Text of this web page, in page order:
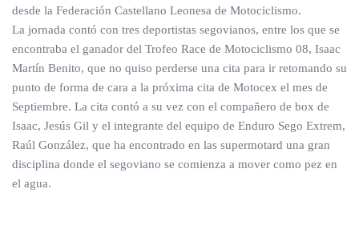
desde la Federación Castellano Leonesa de Motociclismo.
La jornada contó con tres deportistas segovianos, entre los que se
encontraba el ganador del Trofeo Race de Motociclismo 08, Isaac
Martín Benito, que no quiso perderse una cita para ir retomando su
punto de forma de cara a la próxima cita de Motocex el mes de
Septiembre. La cita contó a su vez con el compañero de box de
Isaac, Jesús Gil y el integrante del equipo de Enduro Sego Extrem,
Raúl González, que ha encontrado en las supermotard una gran
disciplina donde el segoviano se comienza a mover como pez en
el agua.